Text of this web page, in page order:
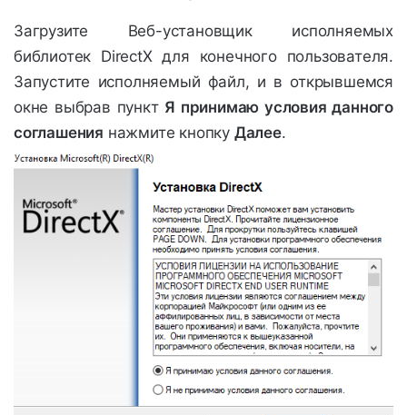
Загрузите Веб-установщик исполняемых
библиотек DirectX для конечного пользователя.
Запустите исполняемый файл, и в открывшемся
окне выбрав пункт Я принимаю условия данного
соглашения нажмите кнопку Далее.